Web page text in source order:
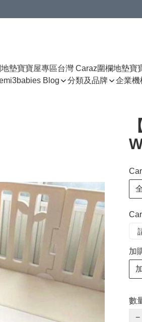
墊寶寶屋專區台灣 Caraz圍欄地墊寶
Blog 分類及品牌 企業機
加
數
−